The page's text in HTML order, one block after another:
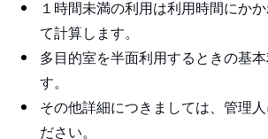
１時間未満の利用は利用時間にか
て計算します。
多目的室を半面利用するときの基
す。
その他詳細につきましては、管理人
ださい。